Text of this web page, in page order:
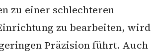
zu einer schlechteren
zu bearbeiten, wird
Präzision führt. Auch